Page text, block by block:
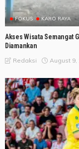
FOKUS KARO RAYA
Akses Wisata Semangat
Diamankan
Redaksi August 9,